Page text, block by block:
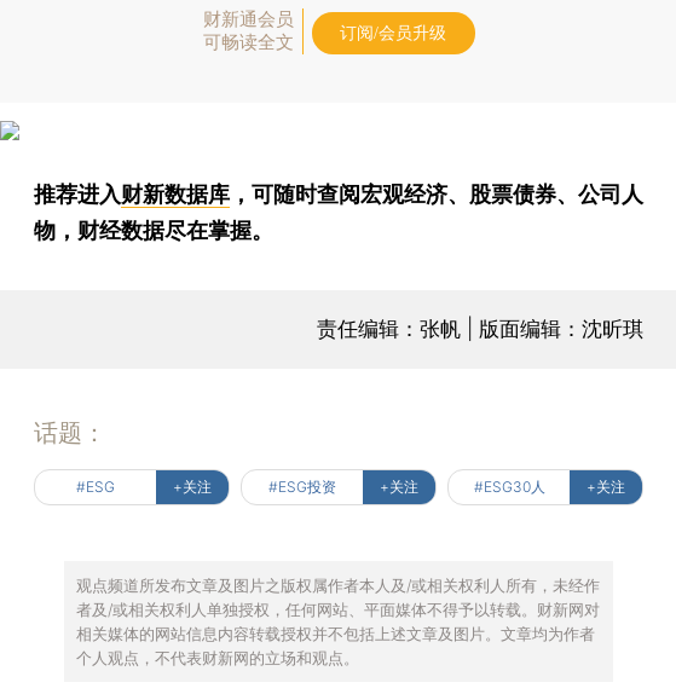
财新通会员
可畅读全文
订阅/会员升级
推荐进入财新数据库 ，可随时查阅宏观经济、股票债券、公司人
物，财经数据尽在掌握。
责任编辑：张帆 | 版面编辑：沈昕琪
话题：
#ESG +关注 #ESG投资 +关注 #ESG30人 +关注
观点频道所发布文章及图片之版权属作者本人及/或相关权利人所有，未经作
者及/或相关权利人单独授权，任何网站、平面媒体不得予以转载。财新网对
相关媒体的网站信息内容转载授权并不包括上述文章及图片。文章均为作者
个人观点，不代表财新网的立场和观点。